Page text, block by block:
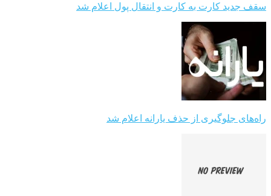
سقف جدید کارت به کارت و انتقال پول اعلام شد
راه‌های جلوگیری از حذف یارانه اعلام شد